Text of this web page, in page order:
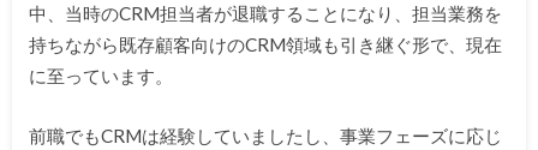
中、当時のCRM担当者が退職することになり、担当業務を
持ちながら既存顧客向けのCRM領域も引き継ぐ形で、現在
に至っています。
前職でもCRMは経験していましたし、事業フェーズに応じ